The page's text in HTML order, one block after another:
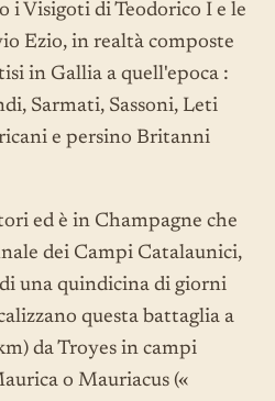
Visigoti di Teodorico I e le
Ezio, in realtà composte
in Gallia a quell'epoca :
Sarmati, Sassoni, Leti
e persino Britanni
ed è in Champagne che
dei Campi Catalaunici,
una quindicina di giorni
questa battaglia a
da Troyes in campi
o Mauriacus («